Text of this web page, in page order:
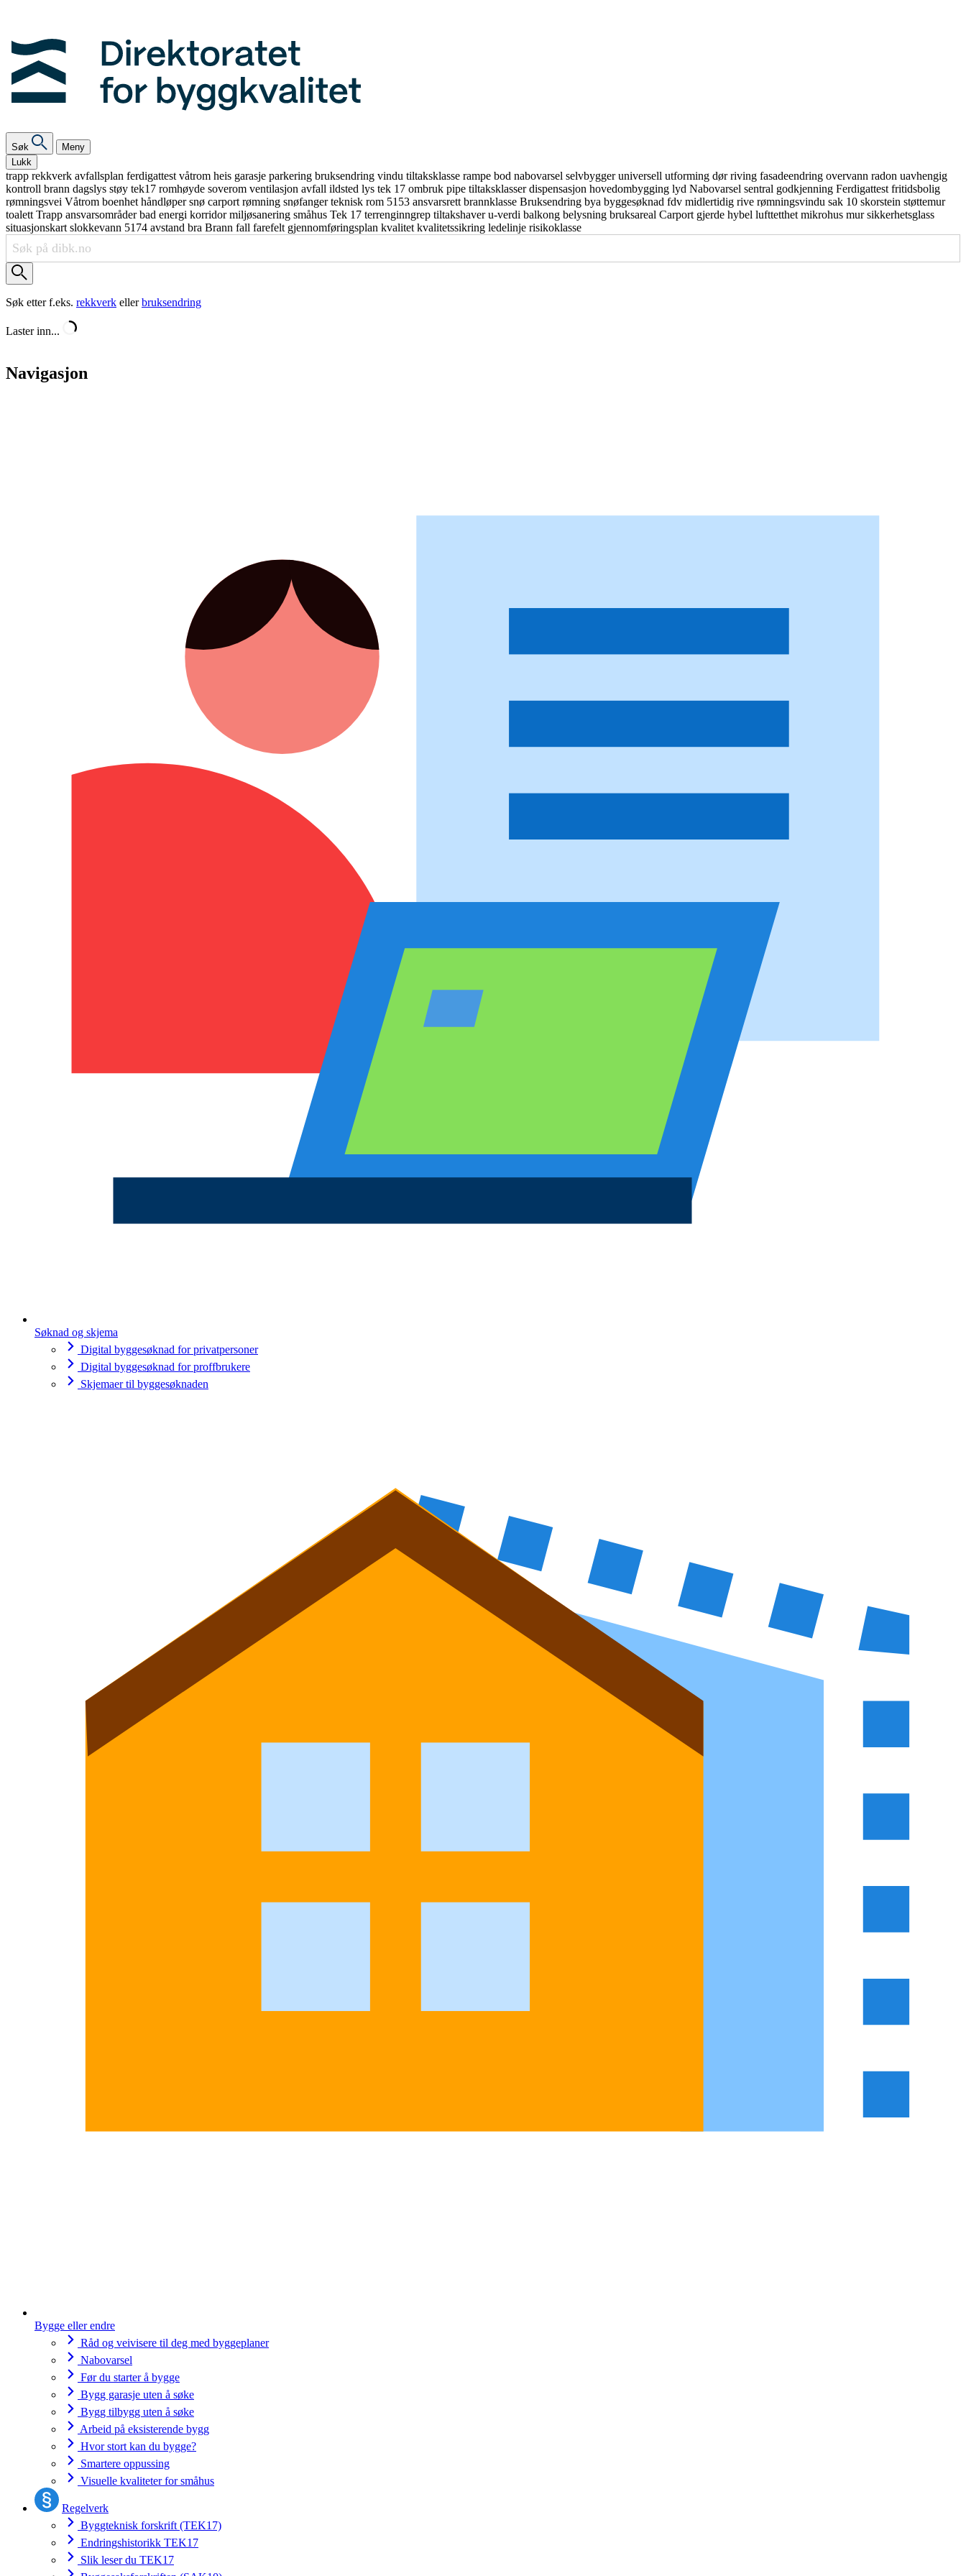
Søk
Meny
Lukk
trapp rekkverk avfallsplan ferdigattest våtrom heis garasje parkering bruksendring vindu tiltaksklasse rampe bod nabovarsel selvbyggeruniversell utforming dørriving fasadeendring overvann radon uavhengig
kontroll brann dagslys støy tek17 romhøyde soverom ventilasjon avfall ildsted lys tek 17 ombruk pipe tiltaksklasserdispensasjon hovedombygging lyd Nabovarsel sentral godkjenning Ferdigattest fritidsbolig
rømningsvei Våtrom boenhet håndløpersnø carport rømning snøfangerteknisk rom 5153 ansvarsrett brannklasse Bruksendring bya byggesøknad fdv midlertidig rive rømningsvindu sak 10 skorstein støttemur
toalett Trapp ansvarsområderbad energi korridormiljøsanering småhus Tek 17 terrenginngrep tiltakshaveru-verdi balkong belysning bruksareal Carport gjerde hybel lufttetthet mikrohus mursikkerhetsglass
situasjonskart slokkevann 5174 avstand bra Brann fall farefelt gjennomføringsplan kvalitet kvalitetssikring ledelinje risikoklasse
Søk etter f.eks. rekkverk ellerbruksendring
Laster inn...
Navigasjon
Søknad og skjema
Digital byggesøknad for privatpersoner
Digital byggesøknad for proffbrukere
Skjemaer til byggesøknaden
Bygge eller endre
Råd og veivisere til deg med byggeplaner
Nabovarsel
Før du starter å bygge
Bygg garasje uten å søke
Bygg tilbygg uten å søke
Arbeid på eksisterende bygg
Hvor stort kan du bygge?
Smartere oppussing
Visuelle kvaliteter for småhus
Regelverk
Byggteknisk forskrift (TEK17)
Endringshistorikk TEK17
Slik leser du TEK17